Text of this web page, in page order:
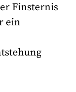
Finsternis
ein